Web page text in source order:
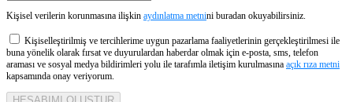
Kişisel verilerin korunmasına ilişkin aydınlatma metnini buradan okuyabilirsiniz.
Kişiselleştirilmiş ve tercihlerime uygun pazarlama faaliyetlerinin gerçekleştirilmesi ile
buna yönelik olarak fırsat ve duyurulardan haberdar olmak için e-posta, sms, telefon
araması ve sosyal medya bildirimleri yolu ile tarafımla iletişim kurulmasına açık rıza metni
kapsamında onay veriyorum.